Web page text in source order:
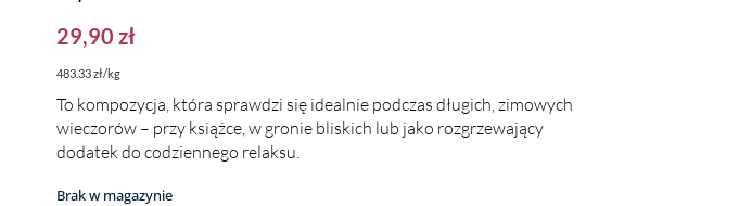
29,90 zł
483.33 zł/kg
To kompozycja, która sprawdzi się idealnie podczas długich, zimowych
wieczorów – przy książce, w gronie bliskich lub jako rozgrzewający
dodatek do codziennego relaksu.
Brak w magazynie